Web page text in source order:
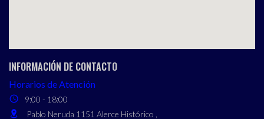
INFORMACIÓN DE CONTACTO
Horarios de Atención
9:00 - 18:00
Pablo Neruda 1151 Alerce Histórico ,